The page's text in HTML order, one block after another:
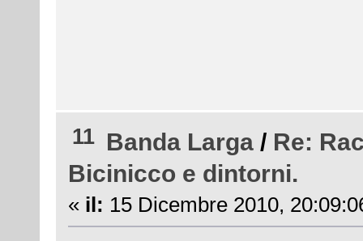
11 Banda Larga / Re:
Bicinicco e dintorni.
« il: 15 Dicembre 2010,